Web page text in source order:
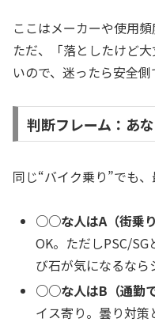
ここはメーカーや使用
ただ、「落としたけど
いので、迷ったら安全側
判断フレーム：あ
同じ“バイク乗り”でも、
○○な人はA（街乗り
OK。ただしPSC/
び石が気になるなら
○○な人はB（通勤で
イス寄り。曇り対策